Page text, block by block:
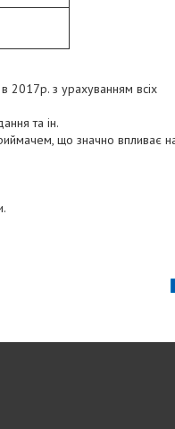
2017р. з урахуванням всіх
та ін.
що значно впливає